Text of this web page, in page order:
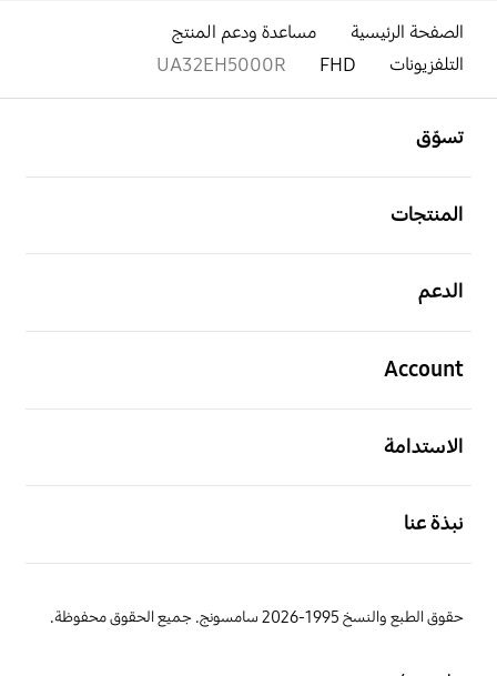
الصفحة الرئيسية
مساعدة ودعم المنتج
التلفزيونات
FHD
UA32EH5000R
تسوّق
المنتجات
الدعم
Account
الاستدامة
نبذة عنا
حقوق الطبع والنسخ 1995-2026 سامسونج. جميع الحقوق محفوظة.